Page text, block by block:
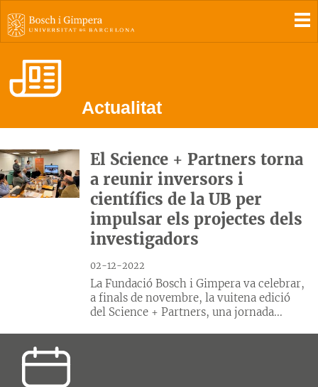
Actualitat
El Science + Partners torna
a reunir inversors i
científics de la UB per
impulsar els projectes dels
investigadors
02-12-2022
La Fundació Bosch i Gimpera va celebrar,
a finals de novembre, la vuitena edició
del Science + Partners, una jornada...